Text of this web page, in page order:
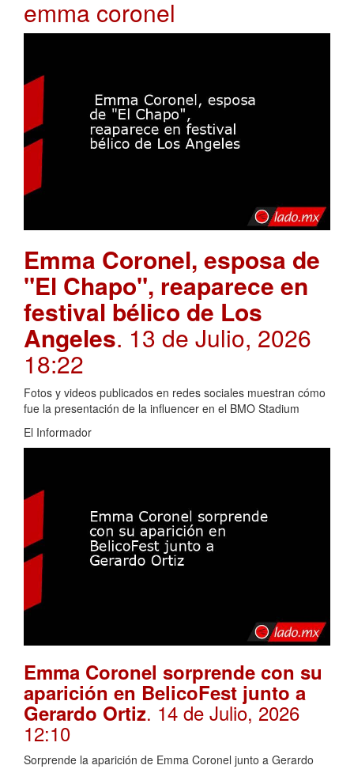
emma coronel
Emma Coronel, esposa de
"El Chapo", reaparece en
festival bélico de Los
Angeles. 13 de Julio, 2026
18:22
Fotos y videos publicados en redes sociales muestran cómo
fue la presentación de la influencer en el BMO Stadium
El Informador
Emma Coronel sorprende con su
aparición en BelicoFest junto a
Gerardo Ortiz. 14 de Julio, 2026
12:10
Sorprende la aparición de Emma Coronel junto a Gerardo